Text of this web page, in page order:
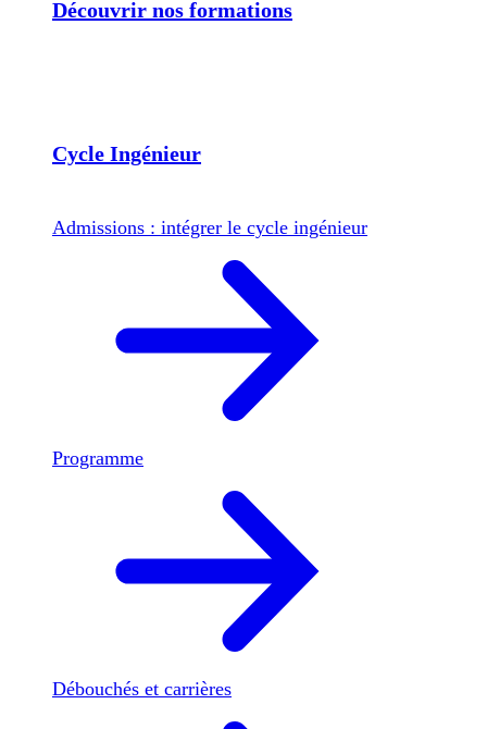
Découvrir nos formations
Cycle Ingénieur
Admissions : intégrer le cycle ingénieur
Programme
Débouchés et carrières